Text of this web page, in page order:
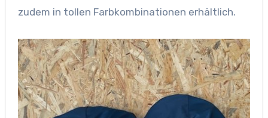
zudem in tollen Farbkombinationen erhältlich.